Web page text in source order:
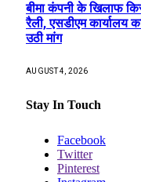
बीमा कंपनी के खिलाफ
रैली, एसडीएम कार्यालय
उठी मांग
AUGUST 4, 2026
Stay In Touch
Facebook
Twitter
Pinterest